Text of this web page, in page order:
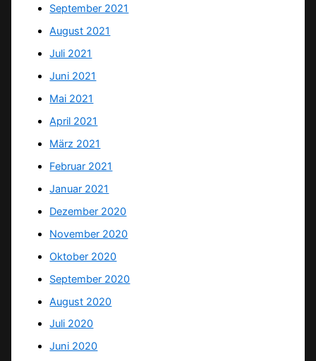
September 2021
August 2021
Juli 2021
Juni 2021
Mai 2021
April 2021
März 2021
Februar 2021
Januar 2021
Dezember 2020
November 2020
Oktober 2020
September 2020
August 2020
Juli 2020
Juni 2020